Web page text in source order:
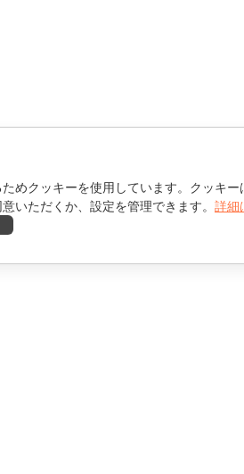
めクッキーを使用しています。クッキ
いただくか、設定を管理できます。 詳細